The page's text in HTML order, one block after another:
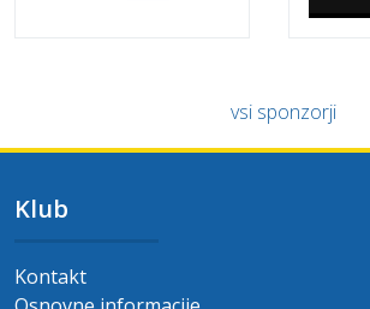
vsi sponzorji
Klub
Kontakt